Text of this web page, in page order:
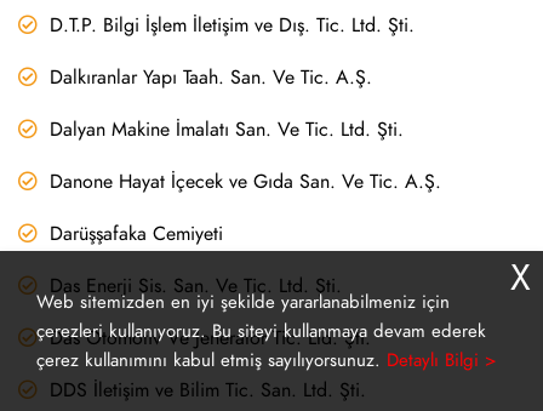
D.T.P. Bilgi İşlem İletişim ve Dış. Tic. Ltd. Şti.
Dalkıranlar Yapı Taah. San. Ve Tic. A.Ş.
Dalyan Makine İmalatı San. Ve Tic. Ltd. Şti.
Danone Hayat İçecek ve Gıda San. Ve Tic. A.Ş.
Darüşşafaka Cemiyeti
Das Enerji Sis. San. Ve Tic. Ltd. Şti.
Das Otomotiv Ve Jeneratör Tic. Ltd. Şti.
DDS İletişim ve Bilim Tic. San. Ltd. Şti.
Web sitemizden en iyi şekilde yararlanabilmeniz için
çerezleri kullanıyoruz. Bu siteyi kullanmaya devam ederek
çerez kullanımını kabul etmiş sayılıyorsunuz. Detaylı Bilgi >
X